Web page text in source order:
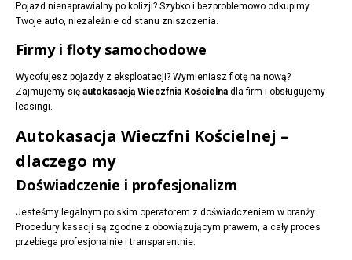
Pojazd nienaprawialny po kolizji? Szybko i bezproblemowo odkupimy
Twoje auto, niezależnie od stanu zniszczenia.
Firmy i floty samochodowe
Wycofujesz pojazdy z eksploatacji? Wymieniasz flotę na nową?
Zajmujemy się autokasacją Wieczfnia Kościelna dla firm i obsługujemy
leasingi.
Autokasacja Wieczfni Kościelnej –
dlaczego my
Doświadczenie i profesjonalizm
Jesteśmy legalnym polskim operatorem z doświadczeniem w branży.
Procedury kasacji są zgodne z obowiązującym prawem, a cały proces
przebiega profesjonalnie i transparentnie.